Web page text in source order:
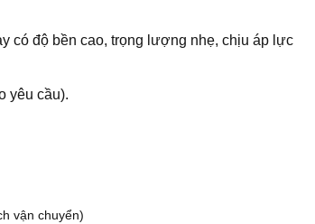
có độ bền cao, trọng lượng nhẹ, chịu áp lực
yêu cầu).
vận chuyển)